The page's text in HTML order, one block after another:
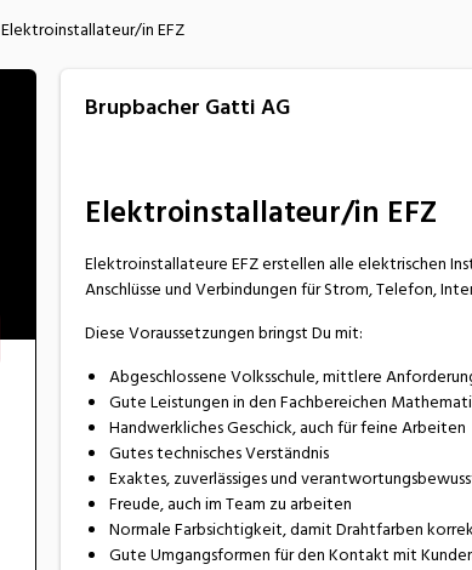
Elektroinstallateur/in EFZ
Brupbacher Gatti AG
Elektroinstallateur/in EFZ
Elektroinstallateure EFZ erstellen alle elektrischen
Anschlüsse und Verbindungen für Strom, Telefon,
Diese Voraussetzungen bringst Du mit:
Abgeschlossene Volksschule, mittlere
Gute Leistungen in den Fachbereichen
Handwerkliches Geschick, auch für feine Arbeiten
Gutes technisches Verständnis
Exaktes, zuverlässiges und
Freude, auch im Team zu arbeiten
Normale Farbsichtigkeit, damit Drahtfarben
Gute Umgangsformen für den Kontakt mit